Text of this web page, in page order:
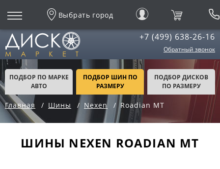
Выбрать город
+7 (499) 638-26-16
Обратный звонок
ПОДБОР ПО МАРКЕ
АВТО
ПОДБОР ШИН ПО
РАЗМЕРУ
ПОДБОР ДИСКОВ
ПО РАЗМЕРУ
Главная Шины Nexen Roadian MT
ШИНЫ NEXEN ROADIAN MT